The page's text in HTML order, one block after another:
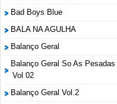
Bad Boys Blue
BALA NA AGULHA
Balanço Geral
Balanço Geral So As Pesadas
Vol 02
Balanço Geral Vol.2